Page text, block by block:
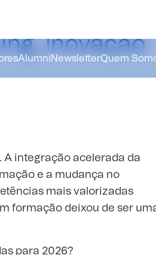
AlumniNewsletterQuem
Inovação
A integração acelerada da
e a mudança no
mais valorizadas
formação deixou de ser
para 2026?